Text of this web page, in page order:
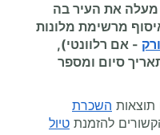
את העיר בה
מרשימת מלונות
- אם רלוונטי),
סיום ומספר
תוצאות השכרת
להזמנת טיול